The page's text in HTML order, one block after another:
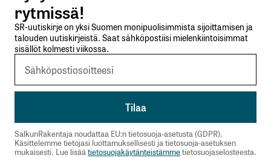
rytmissä!
SR-uutiskirje on yksi Suomen monipuolisimmista sijoittamisen ja
talouden uutiskirjeistä. Saat sähköpostiisi mielenkiintoisimmat
sisällöt kolmesti viikossa.
SalkunRakentaja noudattaa EU:n tietosuoja-asetusta (GDPR).
Käsittelemme tietojasi luottamuksellisesti ja tietosuoja-asetuksen
mukaisesti. Lue lisää tietosuojakäytänteistämmetietosuojaselosteesta.